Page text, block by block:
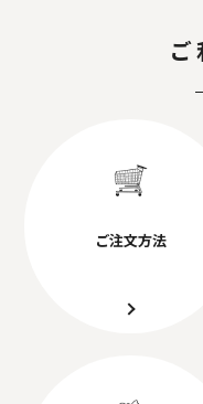
ご注文方法